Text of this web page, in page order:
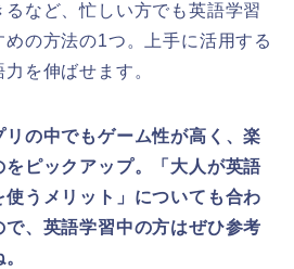
など、忙しい方でも英語学習
の方法の1つ。上手に活用する
を伸ばせます。
の中でもゲーム性が高く、楽
をピックアップ。「大人が英語
うメリット」についても合わ
、英語学習中の方はぜひ参考